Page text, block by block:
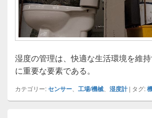
湿度の管理は、快適な生活環境を維
に重要な要素である。
カテゴリー:センサー 工場/機械 湿度計 | タグ: